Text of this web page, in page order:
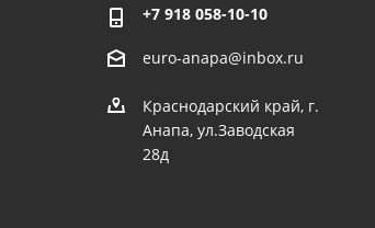
+7 918 058-10-10
euro-anapa@inbox.ru
Краснодарский край, г.
Анапа, ул.Заводская
28д